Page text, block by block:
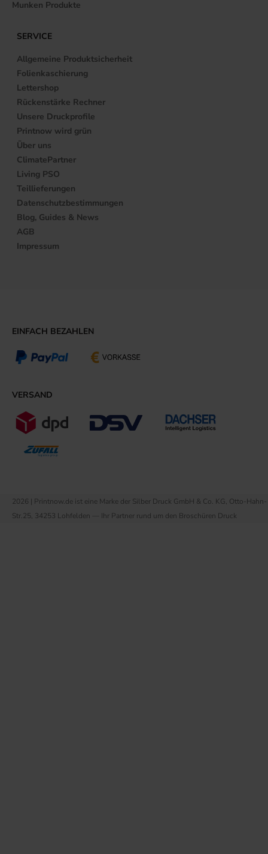
Munken Produkte
SERVICE
Allgemeine Produktsicherheit
Folienkaschierung
Lettershop
Rückenstärke Rechner
Unsere Druckprofile
Printnow wird grün
Über uns
ClimatePartner
Living PSO
Teillieferungen
Datenschutzbestimmungen
Blog, Guides & News
AGB
Impressum
EINFACH BEZAHLEN
VERSAND
2026 | Printnow.de ist eine Marke der Silber Druck GmbH & Co. KG, Otto-Hahn-
Str.25, 34253 Lohfelden — Ihr Partner rund um den Broschüren Druck